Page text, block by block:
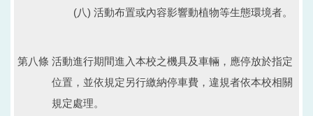
(八) 活動布置或內容影響動植物等生態環境者。
第八條 活動進行期間進入本校之機具及車輛，應停放於指定
位置，並依規定另行繳納停車費，違規者依本校相關
規定處理。